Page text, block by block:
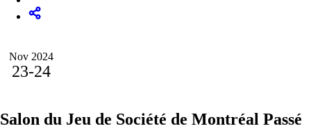
Nov 2024
23-24
Salon du Jeu de Société de Montréal Passé